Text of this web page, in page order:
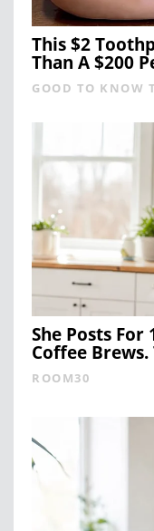
This $2
Than A $200
GOOD TO KNOW
She Posts
Coffee Brews.
ROOM30